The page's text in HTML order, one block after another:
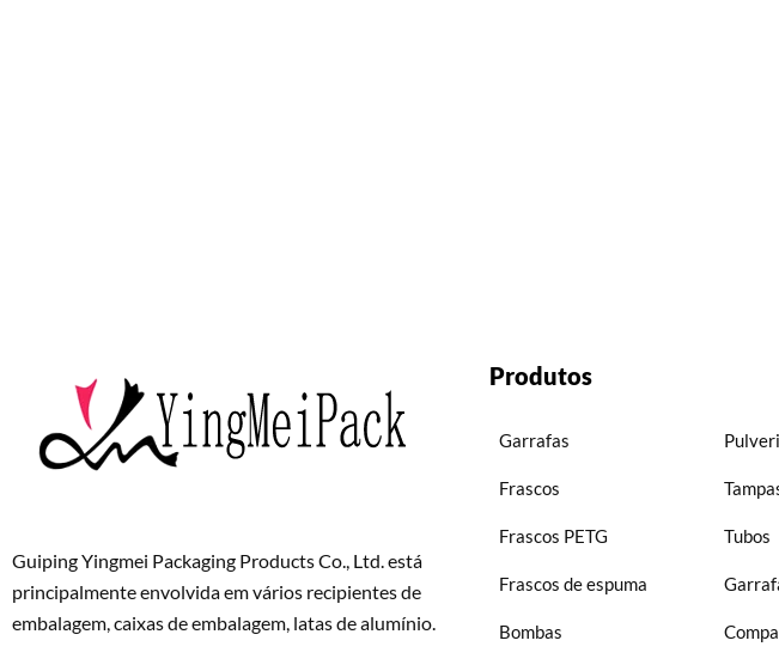
Guiping Yingmei Packaging Products Co., Ltd. está
principalmente envolvida em vários recipientes de
embalagem, caixas de embalagem, latas de alumínio.
Produtos
Garrafas
Frascos
Frascos PETG
Frascos de espuma
Bombas
Tubos